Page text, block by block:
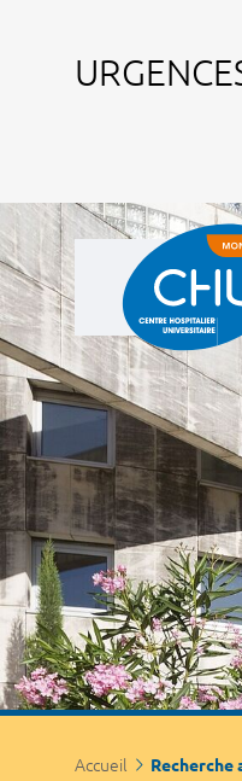
Accueil Recherche